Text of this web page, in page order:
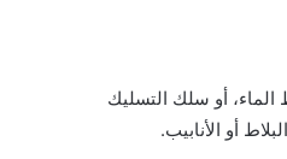
أو سلك التسليك
أو الأنابيب.